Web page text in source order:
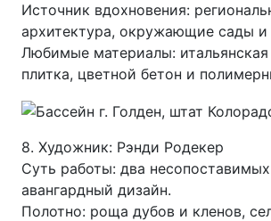
Источник вдохновения:
архитектура, окружающие сады и
Любимые материалы: итальянская
плитка, цветной бетон и
8. Художник: Рэнди Родекер
Суть работы: два
авангардный дизайн.
Полотно: роща дубов и кленов,